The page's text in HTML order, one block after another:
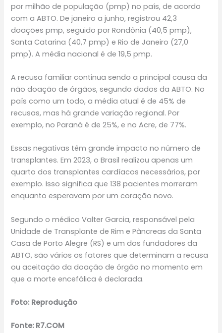
por milhão de população (pmp) no país, de acordo
com a ABTO. De janeiro a junho, registrou 42,3
doações pmp, seguido por Rondônia (40,5 pmp),
Santa Catarina (40,7 pmp) e Rio de Janeiro (27,0
pmp). A média nacional é de 19,5 pmp.
A recusa familiar continua sendo a principal causa da
não doação de órgãos, segundo dados da ABTO. No
país como um todo, a média atual é de 45% de
recusas, mas há grande variação regional. Por
exemplo, no Paraná é de 25%, e no Acre, de 77%.
Essas negativas têm grande impacto no número de
transplantes. Em 2023, o Brasil realizou apenas um
quarto dos transplantes cardíacos necessários, por
exemplo. Isso significa que 138 pacientes morreram
enquanto esperavam por um coração novo.
Segundo o médico Valter Garcia, responsável pela
Unidade de Transplante de Rim e Pâncreas da Santa
Casa de Porto Alegre (RS) e um dos fundadores da
ABTO, são vários os fatores que determinam a recusa
ou aceitação da doação de órgão no momento em
que a morte encefálica é declarada.
Foto: Reprodução
Fonte: R7.COM